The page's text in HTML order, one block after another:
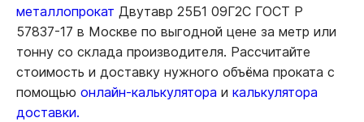
металлопрокат Двутавр 25Б1 09Г2С ГОСТ Р
57837-17 в Москве по выгодной цене за метр или
тонну со склада производителя. Рассчитайте
стоимость и доставку нужного объёма проката с
помощью онлайн-калькулятора и калькулятора
доставки.